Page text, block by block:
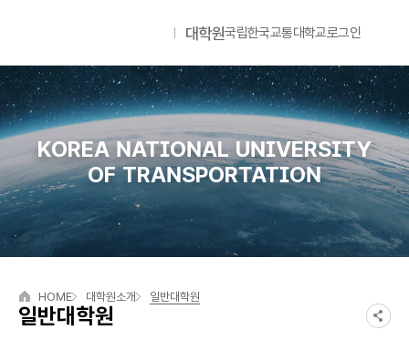
대학원국립한국교통대학교로그인
KOREA NATIONAL UNIVERSITY
OF TRANSPORTATION
일반대학원
HOME 대학원소개 일반대학원